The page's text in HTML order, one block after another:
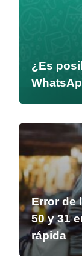
¿Es
Error de
50 y 31
rápida